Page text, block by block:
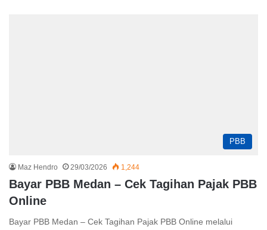
PBB
Maz Hendro 29/03/2026 1,244
Bayar PBB Medan – Cek Tagihan Pajak PBB
Online
Bayar PBB Medan – Cek Tagihan Pajak PBB Online melalui